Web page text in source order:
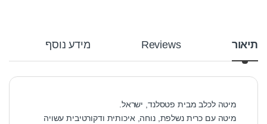
תיאור Reviews מידע נוסף
מיטה לכלב מבית פטסלנד, ישראל.
מיטה עם כרית נשלפת, נוחה, איכותית ודקורטיבית עשויה